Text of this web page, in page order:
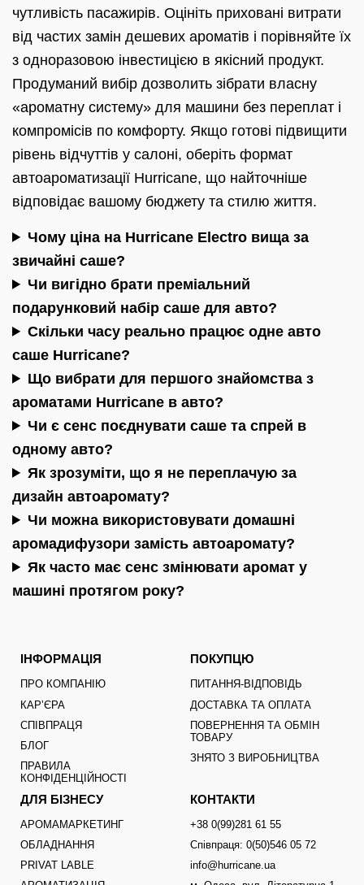
чутливість пасажирів. Оцініть приховані витрати
від частих замін дешевих ароматів і порівняйте їх
з одноразовою інвестицією в якісний продукт.
Продуманий вибір дозволить зібрати власну
«ароматну систему» для машини без переплат і
компромісів по комфорту. Якщо готові підвищити
рівень відчуттів у салоні, оберіть формат
автоароматизації Hurricane, що найточніше
відповідає вашому бюджету та стилю життя.
Чому ціна на Hurricane Electro вища за
звичайні саше?
Чи вигідно брати преміальний
подарунковий набір саше для авто?
Скільки часу реально працює одне авто
саше Hurricane?
Що вибрати для першого знайомства з
ароматами Hurricane в авто?
Чи є сенс поєднувати саше та спрей в
одному авто?
Як зрозуміти, що я не переплачую за
дизайн автоаромату?
Чи можна використовувати домашні
аромадифузори замість автоаромату?
Як часто має сенс змінювати аромат у
машині протягом року?
ІНФОРМАЦІЯ
ПРО КОМПАНІЮ
КАРʼЄРА
СПІВПРАЦЯ
БЛОГ
ПРАВИЛА
КОНФІДЕНЦІЙНОСТІ
ПОКУПЦЮ
ПИТАННЯ-ВІДПОВІДЬ
ДОСТАВКА ТА ОПЛАТА
ПОВЕРНЕННЯ ТА ОБМІН
ТОВАРУ
ЗНЯТО З ВИРОБНИЦТВА
ДЛЯ БІЗНЕСУ
АРОМАМАРКЕТИНГ
ОБЛАДНАННЯ
PRIVAT LABLE
КОНТАКТИ
+38 0(99)281 61 55
Співпраця: 0(50)546 05 72
info@hurricane.ua